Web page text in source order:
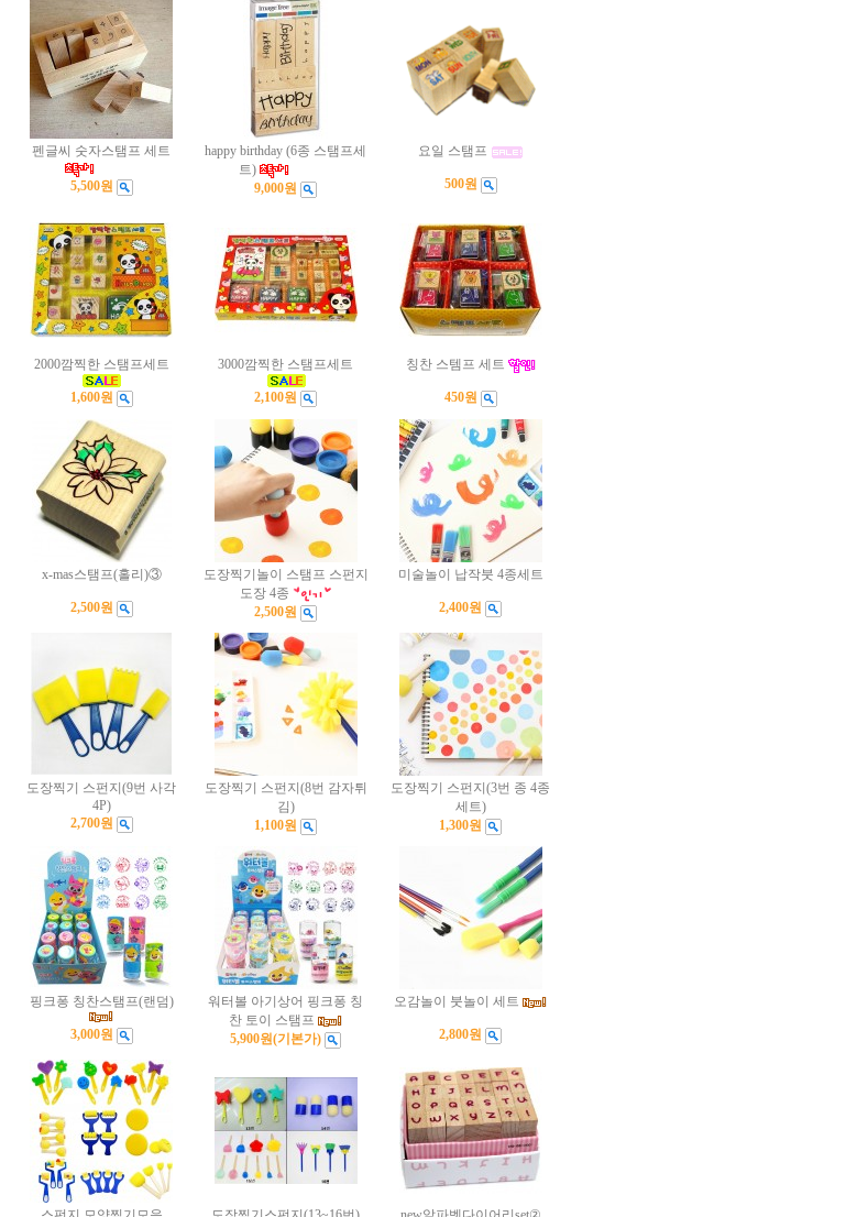
펜글씨 숫자스탬프 세트
5,500원
happy birthday (6종 스탬프세
트)
9,000원
요일 스탬프
500원
2000깜찍한 스탬프세트
1,600원
3000깜찍한 스탬프세트
2,100원
칭찬 스템프 세트
450원
x-mas스탬프(홀리)③
2,500원
도장찍기놀이 스탬프 스펀지
도장 4종
2,500원
미술놀이 납작붓 4종세트
2,400원
도장찍기 스펀지(9번 사각
4P)
2,700원
도장찍기 스펀지(8번 감자튀
김)
1,100원
도장찍기 스펀지(3번 종 4종
세트)
1,300원
핑크퐁 칭찬스탬프(랜덤)
3,000원
워터볼 아기상어 핑크퐁 칭
찬 토이 스탬프
5,900원(기본가)
오감놀이 붓놀이 세트
2,800원